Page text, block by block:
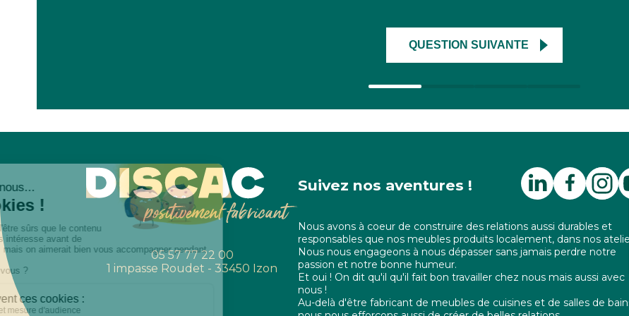
QUESTION SUIVANTE
05 57 77 22 00
1 impasse Roudet - 33450 Izon
Suivez nos aventures !
Nous avons à coeur de construire des relations aussi durables et
responsables que nos meubles produits localement, dans nos
Nous nous engageons à nous dépasser sans jamais perdre notre
passion et notre bonne humeur.
Et oui ! On dit qu'il qu'il fait bon travailler chez nous mais aussi avec
nous !
Au-delà d'être fabricant de meubles de cuisines et de salles de